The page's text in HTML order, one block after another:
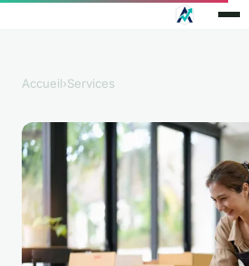
Accueil›Services